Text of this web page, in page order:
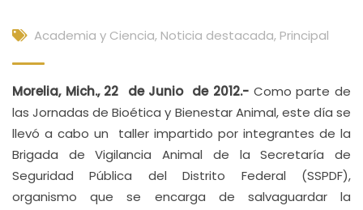
Academia y Ciencia, Noticia destacada, Principal
Morelia, Mich., 22 de Junio de 2012.- Como parte de
las Jornadas de Bioética y Bienestar Animal, este día se
llevó a cabo un taller impartido por integrantes de la
Brigada de Vigilancia Animal de la Secretaría de
Seguridad Pública del Distrito Federal (SSPDF),
organismo que se encarga de salvaguardar la